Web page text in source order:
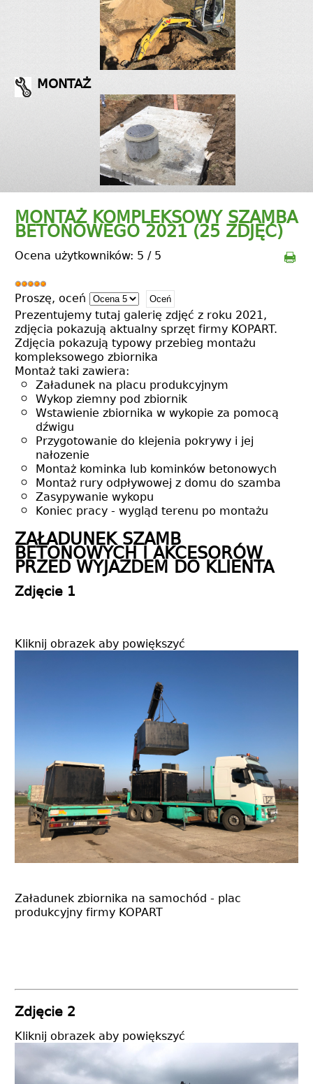
MONTAŻ
MONTAŻ KOMPLEKSOWY SZAMBA
BETONOWEGO 2021 (25 ZDJĘĆ)
Ocena użytkowników: 5 /5
Proszę, oceń
Prezentujemy tutaj galerię zdjęć z roku 2021,
zdjęcia pokazują aktualny sprzęt firmy KOPART.
Zdjęcia pokazują typowy przebieg montażu
kompleksowego zbiornika
Montaż taki zawiera:
Załadunek na placu produkcyjnym
Wykop ziemny pod zbiornik
Wstawienie zbiornika w wykopie za pomocą
dźwigu
Przygotowanie do klejenia pokrywy i jej
nałozenie
Montaż kominka lub kominków betonowych
Montaż rury odpływowej z domu do szamba
Zasypywanie wykopu
Koniec pracy - wygląd terenu po montażu
ZAŁADUNEK SZAMB
BETONOWYCH I AKCESORÓW
PRZED WYJAZDEM DO KLIENTA
Zdjęcie 1
Kliknij obrazek aby powiększyć
Załadunek zbiornika na samochód - plac
produkcyjny firmy KOPART
Zdjęcie 2
Kliknij obrazek aby powiększyć